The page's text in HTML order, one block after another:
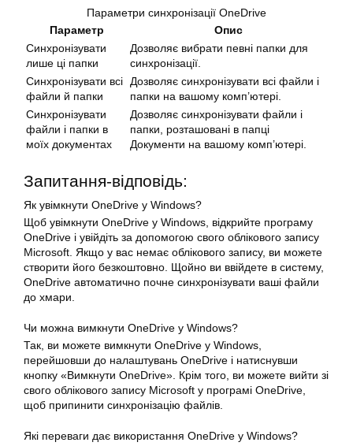
Параметри синхронізації OneDrive
Параметр
Опис
Синхронізувати
лише ці папки
Дозволяє вибрати певні папки для
синхронізації.
Синхронізувати всі
файли й папки
Дозволяє синхронізувати всі файли і
папки на вашому комп’ютері.
Синхронізувати
файли і папки в
моїх документах
Дозволяє синхронізувати файли і
папки, розташовані в папці
Документи на вашому комп’ютері.
Запитання-відповідь:
Як увімкнути OneDrive у Windows?
Щоб увімкнути OneDrive у Windows, відкрийте програму
OneDrive і увійдіть за допомогою свого облікового запису
Microsoft. Якщо у вас немає облікового запису, ви можете
створити його безкоштовно. Щойно ви ввійдете в систему,
OneDrive автоматично почне синхронізувати ваші файли
до хмари.
Чи можна вимкнути OneDrive у Windows?
Так, ви можете вимкнути OneDrive у Windows,
перейшовши до налаштувань OneDrive і натиснувши
кнопку «Вимкнути OneDrive». Крім того, ви можете вийти зі
свого облікового запису Microsoft у програмі OneDrive,
щоб припинити синхронізацію файлів.
Які переваги дає використання OneDrive у Windows?